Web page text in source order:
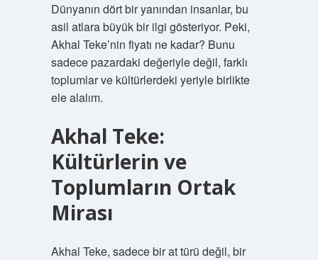
Dünyanın dört bir yanından insanlar, bu
asil atlara büyük bir ilgi gösteriyor. Peki,
Akhal Teke’nin fiyatı ne kadar? Bunu
sadece pazardaki değeriyle değil, farklı
toplumlar ve kültürlerdeki yeriyle birlikte
ele alalım.
Akhal Teke:
Kültürlerin ve
Toplumların Ortak
Mirası
Akhal Teke, sadece bir at türü değil, bir